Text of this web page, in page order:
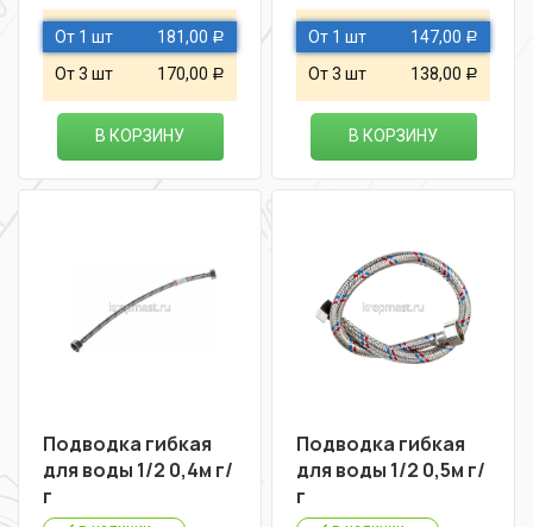
От 1 шт 181,00 Р
От 3 шт 170,00 Р
В КОРЗИНУ
От 1 шт 147,00 Р
От 3 шт 138,00 Р
В КОРЗИНУ
Подводка гибкая
для воды 1/2 0,4м г/
г
Подводка гибкая
для воды 1/2 0,5м г/
г